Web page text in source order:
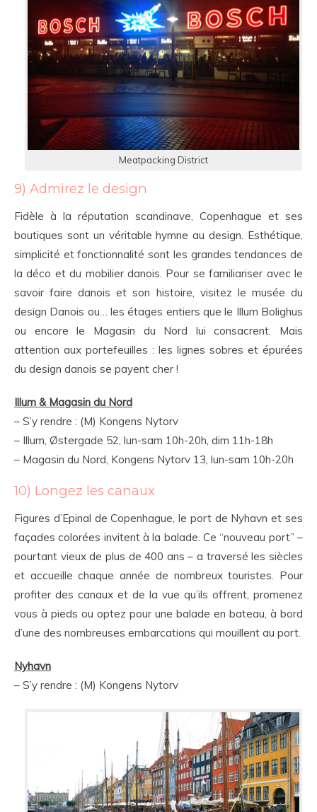
Meatpacking District
9) Admirez le design
Fidèle à la réputation scandinave, Copenhague et ses
boutiques sont un véritable hymne au design. Esthétique,
simplicité et fonctionnalité sont les grandes tendances de
la déco et du mobilier danois. Pour se familiariser avec le
savoir faire danois et son histoire, visitez le musée du
design Danois ou… les étages entiers que le Illum Bolighus
ou encore le Magasin du Nord lui consacrent. Mais
attention aux portefeuilles : les lignes sobres et épurées
du design danois se payent cher !
Illum & Magasin du Nord
– S’y rendre : (M) Kongens Nytorv
– Illum, Østergade 52, lun-sam 10h-20h, dim 11h-18h
– Magasin du Nord, Kongens Nytorv 13, lun-sam 10h-20h
10) Longez les canaux
Figures d’Epinal de Copenhague, le port de Nyhavn et ses
façades colorées invitent à la balade. Ce “nouveau port” –
pourtant vieux de plus de 400 ans – a traversé les siècles
et accueille chaque année de nombreux touristes. Pour
profiter des canaux et de la vue qu’ils offrent, promenez
vous à pieds ou optez pour une balade en bateau, à bord
d’une des nombreuses embarcations qui mouillent au port.
Nyhavn
– S’y rendre : (M) Kongens Nytorv